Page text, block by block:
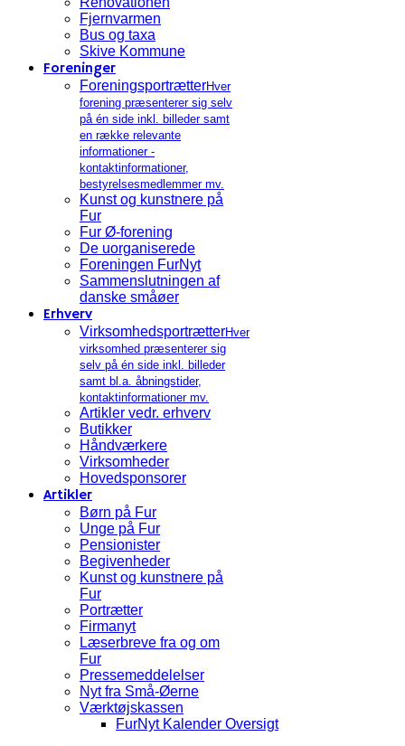
Fjernvarmen
Bus og taxa
Skive Kommune
Foreninger
ForeningsportrætterHver
forening præsenterer sig selv
på én side inkl. billeder samt
en række relevante
informationer -
kontaktinformationer,
bestyrelsesmedlemmer mv.
Kunst og kunstnere på
Fur
Fur Ø-forening
De uorganiserede
Foreningen FurNyt
Sammenslutningen af
danske småøer
Erhverv
VirksomhedsportrætterHver
virksomhed præsenterer sig
selv på én side inkl. billeder
samt bl.a. åbningstider,
kontaktinformationer mv.
Artikler vedr. erhverv
Butikker
Håndværkere
Virksomheder
Hovedsponsorer
Artikler
Børn på Fur
Unge på Fur
Pensionister
Begivenheder
Kunst og kunstnere på
Fur
Portrætter
Firmanyt
Læserbreve fra og om
Fur
Pressemeddelelser
Nyt fra Små-Øerne
Værktøjskassen
FurNyt Kalender Oversigt